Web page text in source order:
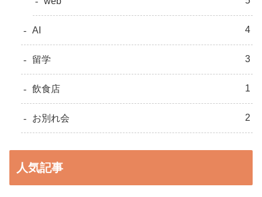
AI 4
留学 3
飲食店 1
お別れ会 2
人気記事